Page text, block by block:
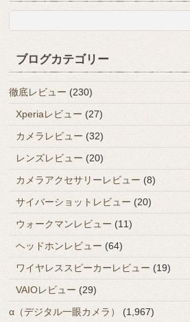
ブログカテゴリー
徹底レビュー (230)
Xperiaレビュー (27)
カメラレビュー (32)
レンズレビュー (20)
カメラアクセサリーレビュー (8)
サイバーショットレビュー (20)
ウォークマンレビュー (11)
ヘッドホンレビュー (64)
ワイヤレススピーカーレビュー (19)
VAIOレビュー (29)
α（デジタル一眼カメラ）
(1,967)